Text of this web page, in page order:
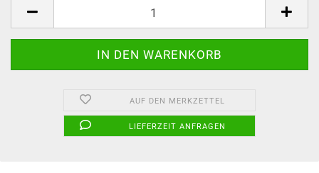
AUF DEN MERKZETTEL
LIEFERZEIT ANFRAGEN